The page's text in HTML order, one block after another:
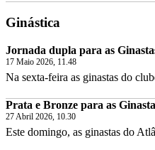
Ginástica
Jornada dupla para as
17 Maio 2026, 11.48
Na sexta-feira as ginastas do
Prata e Bronze para as
27 Abril 2026, 10.30
Este domingo, as ginastas do